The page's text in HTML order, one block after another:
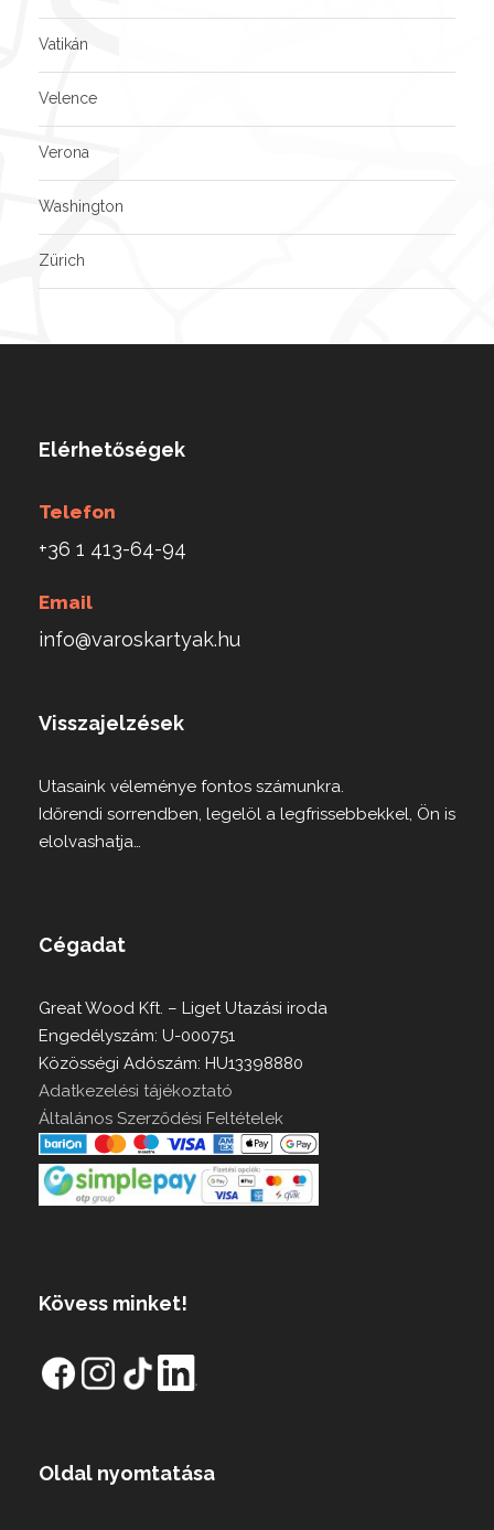
Vatikán
Velence
Verona
Washington
Zürich
Elérhetőségek
Telefon
+36 1 413-64-94
Email
info@varoskartyak.hu
Visszajelzések
Utasaink véleménye fontos számunkra.
Időrendi sorrendben, legelöl a legfrissebbekkel, Ön is
elolvashatja…
Cégadat
Great Wood Kft. – Liget Utazási iroda
Engedélyszám: U-000751
Közösségi Adószám: HU13398880
Adatkezelési tájékoztató
Általános Szerződési Feltételek
Kövess minket!
Oldal nyomtatása